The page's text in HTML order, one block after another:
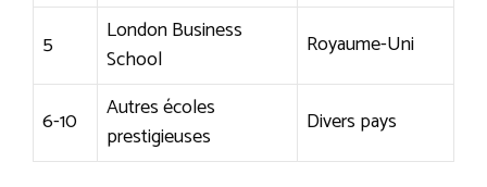
5
London Business
School
Royaume-Uni
6-10
Autres écoles
prestigieuses
Divers pays